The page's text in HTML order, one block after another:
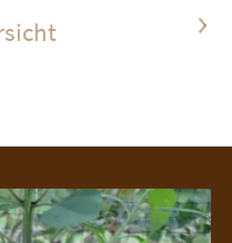
Nächster Artikel